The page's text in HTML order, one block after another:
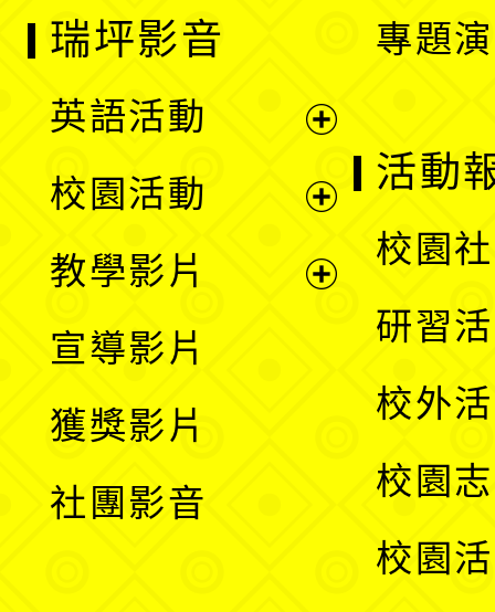
專題
瑞坪影音
英語活動
選
校園活動
教學影片
宣導影片
獲獎影片
社團影音
活動
校園
研習
校外
校園
校園